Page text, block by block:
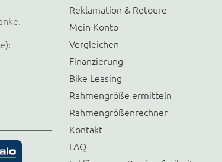
Reklamation & Retoure
Mein Konto
Vergleichen
Finanzierung
Bike Leasing
Rahmengröße ermitteln
Rahmengrößenrechner
Kontakt
FAQ